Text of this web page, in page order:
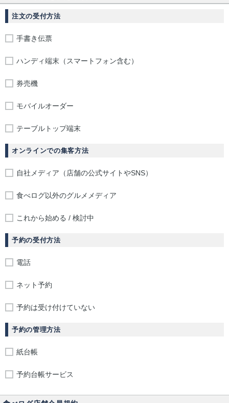
注文の受付方法
手書き伝票
ハンディ端末（スマートフォン含む）
券売機
モバイルオーダー
テーブルトップ端末
オンラインでの集客方法
自社メディア（店舗の公式サイトやSNS）
食べログ以外のグルメメディア
これから始める / 検討中
予約の受付方法
電話
ネット予約
予約は受け付けていない
予約の管理方法
紙台帳
予約台帳サービス